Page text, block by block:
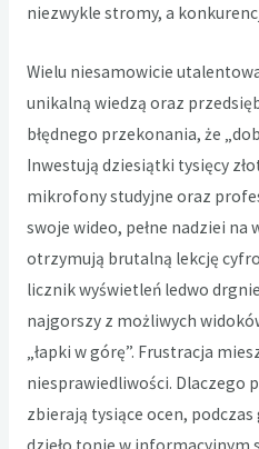
niezwykle stromy, a
Wielu niesamowicie
unikalną wiedzą oraz
błędnego przekonania, że
Inwestują dziesiątki tysięcy
mikrofony studyjne oraz
swoje wideo, pełne nadziei na
otrzymują brutalną lekcję
licznik wyświetleń ledwo
najgorszy z możliwych
„łapki w górę”. Frustracja
niesprawiedliwości. Dlaczego
zbierają tysiące ocen,
dzieło tonie w informacyjnym